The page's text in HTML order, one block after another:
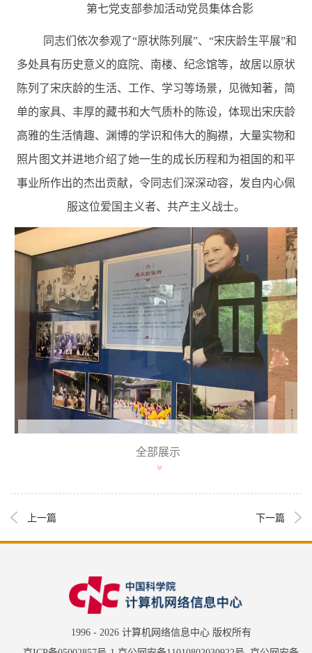
第七党支部参加活动党员集体合影
同志们依次参观了“原状陈列展”、“宋庆龄生平展”和
多处具有历史意义的庭院、南楼、纪念馆等，故居以原状
陈列了宋庆龄的生活、工作、学习等场景，见微知著，简
单的家具、丰厚的藏书和大气质朴的陈设，体现出宋庆龄
高雅的生活情趣、渊博的学识和伟大的胸襟，大量实物和
照片图文并进地介绍了她一生的成长历程和为祖国的和平
事业所作出的杰出贡献，令同志们深深动容，发自内心佩
服这位爱国主义者、共产主义战士。
宋庆龄故居历史回顾
向伟大而光荣的宋庆龄女士致敬。随后支部副书记万巍带
领全体党员进行宣誓，重温入党誓词和初心，号召大家要
立足本职工作，为祖国的强盛贡献自己的力量。
全部展示
上一篇 下一篇
1996 - 2026 计算机网络信息中心 版权所有